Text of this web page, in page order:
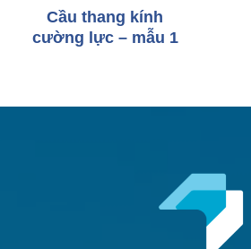
Cầu thang kính
cường lực – mẫu 1